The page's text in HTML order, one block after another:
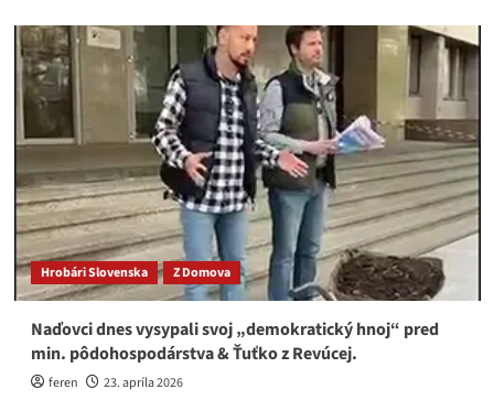
L.
Blaha:
Kauza
Naďov
naberá
obrátkach.
Patríš
do
basy,
Naď
Hrobári Slovenska Z Domova
Naďovci dnes vysypali svoj „demokratický hnoj“ pred
min. pôdohospodárstva & Ťuťko z Revúcej.
feren
23. apríla 2026